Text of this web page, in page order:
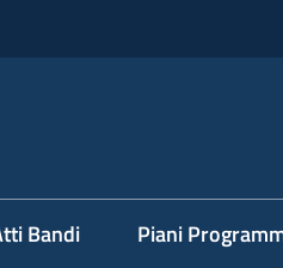
Bandi Piani